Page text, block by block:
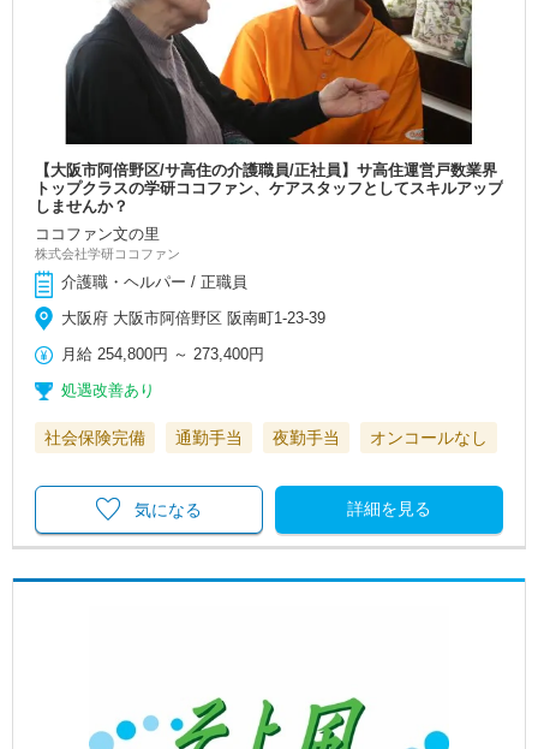
【大阪市阿倍野区/サ高住の介護職員/正社員】サ高住運営戸数業界
トップクラスの学研ココファン、ケアスタッフとしてスキルアップ
しませんか？
ココファン文の里
株式会社学研ココファン
介護職・ヘルパー / 正職員
大阪府 大阪市阿倍野区 阪南町1-23-39
月給 254,800円 ～ 273,400円
処遇改善あり
社会保険完備 通勤手当 夜勤手当 オンコールなし
詳細を見る
気になる